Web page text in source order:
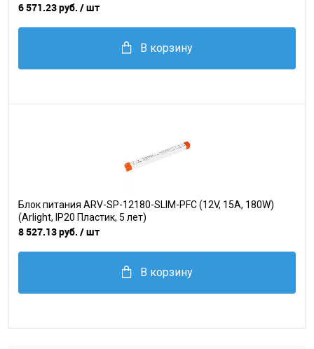
6 571.23 руб. / шт
В корзину
Блок питания ARV-SP-12180-SLIM-PFC (12V, 15A, 180W)
(Arlight, IP20 Пластик, 5 лет)
8 527.13 руб. / шт
В корзину